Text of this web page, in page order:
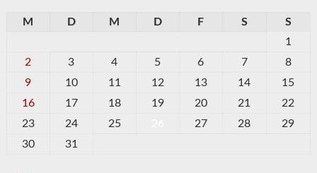
M D M D F S
S
1
2
3 4 5 6 7
8
9
10 11 12 13 14
15
16
17 18 19 20 21
22
23
24 25 27 28
29
30
31